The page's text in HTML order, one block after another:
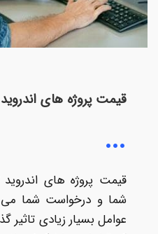
قیمت پروژه های
قیمت پروژه های
شما و درخواست شما می
عوامل بسیار زیادی تاثیر